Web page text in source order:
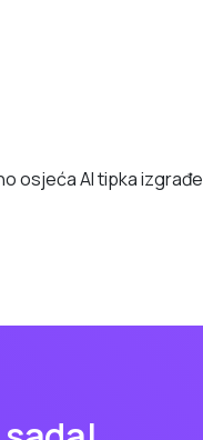
osjeća AI tipka